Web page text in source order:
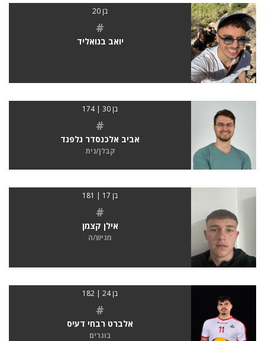
בן 20
#
יואב בנואליד
בן 30 | 174
#
אביב אלכנסדר גלפנד
קבלן/נית
בן 17 | 181
#
אילן קצמן
מגיש/ה
בן 24 | 182
#
אלברט רבחי דעיס
בוגרים